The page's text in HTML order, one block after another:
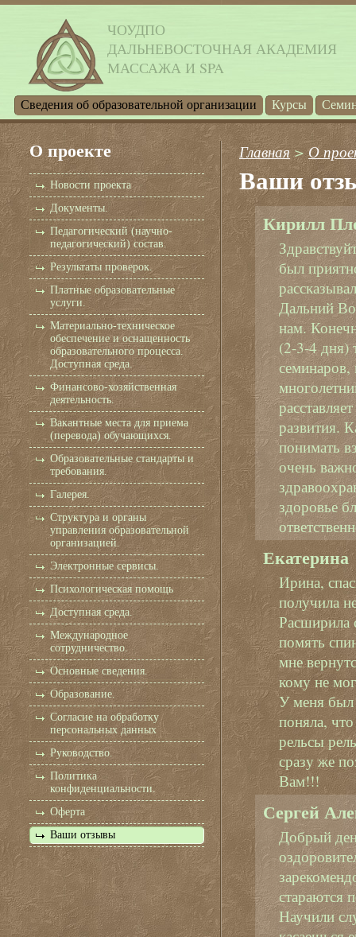
ЧОУДПО
ДАЛЬНЕВОСТОЧНАЯ АКАДЕМИЯ
МАССАЖА И SPA
Cведения об образовательной организации Курсы
О проекте
Новости проекта
Документы.
Педагогический (научно-
педагогический) состав.
Результаты проверок.
Платные образовательные
услуги.
Материально-техническое
обеспечение и оснащенность
образовательного процесса.
Доступная среда.
Финансово-хозяйственная
деятельность.
Вакантные места для приема
(перевода) обучающихся.
Образовательные стандарты и
требования.
Галерея.
Структура и органы
управления образовательной
организацией.
Электронные сервисы.
Психологическая помощь
Доступная среда.
Международное
сотрудничество.
Основные сведения.
Образование.
Согласие на обработку
персональных данных
Руководство.
Политика
конфиденциальности.
Оферта
Ваши отзывы
Главная>О
Ваши
Кирилл
был
Дальний
нам.
(2-3-4 дня)
развития.
понимать
очень
здоровье
Екатерина
Ирина,
получила
Расширила
помять
мне
кому не
У меня был
поняла,
рельсы
сразу же
Вам!!!
Сергей
Добрый
стараются
Научили